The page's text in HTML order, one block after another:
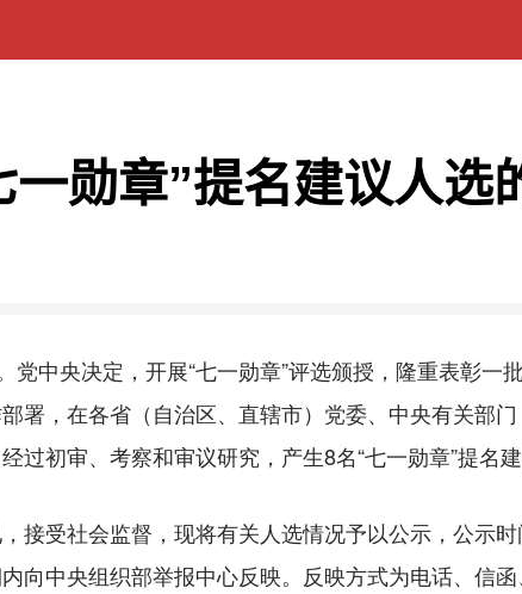
一勋章”提名建议人选
中央决定，开展“七一勋章”评选颁授，隆重表彰一
署，在各省（自治区、直辖市）党委、中央有关部门
过初审、考察和审议研究，产生8名“七一勋章”提名建
受社会监督，现将有关人选情况予以公示，公示时
向中央组织部举报中心反映。反映方式为电话、信